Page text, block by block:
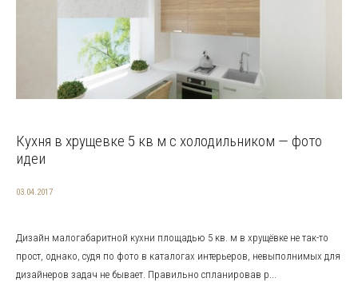
Кухня в хрущевке 5 кв м с холодильником — фото
идеи
03.04.2017
Дизайн малогабаритной кухни площадью 5 кв. м в хрущёвке не так-то
прост, однако, судя по фото в каталогах интерьеров, невыполнимых для
дизайнеров задач не бывает. Правильно спланировав р...